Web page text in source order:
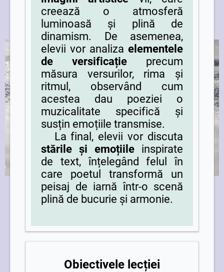
creează o atmosferă
luminoasă și plină de
dinamism. De asemenea,
elevii vor analiza elementele
de versificație precum
măsura versurilor, rima și
ritmul, observând cum
acestea dau poeziei o
muzicalitate specifică și
susțin emoțiile transmise.
La final, elevii vor discuta
stările și emoțiile inspirate
de text, înțelegând felul în
care poetul transformă un
peisaj de iarnă într-o scenă
plină de bucurie și armonie.
Obiectivele lecției